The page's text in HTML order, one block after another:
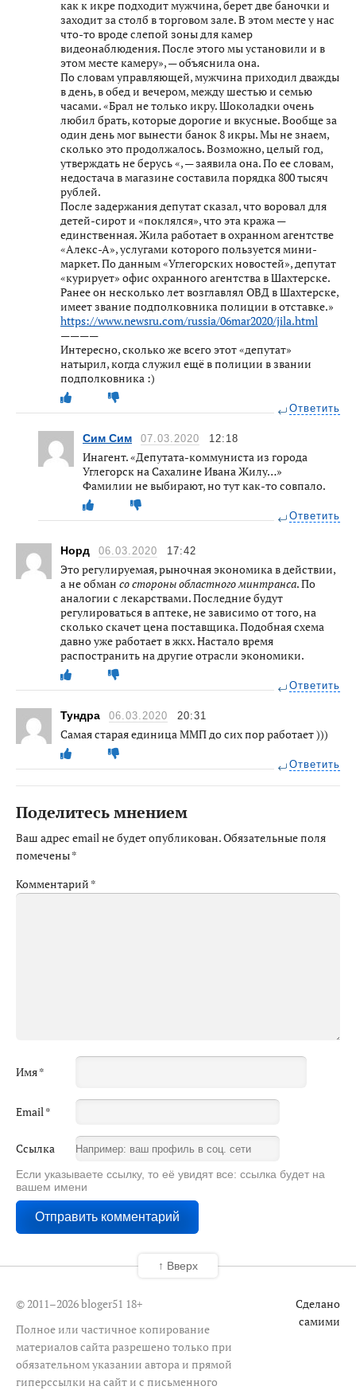
как к икре подходит мужчина, берет две баночки и
заходит за столб в торговом зале. В этом месте у нас
что-то вроде слепой зоны для камер
видеонаблюдения. После этого мы установили и в
этом месте камеру», — объяснила она.
По словам управляющей, мужчина приходил дважды
в день, в обед и вечером, между шестью и семью
часами. «Брал не только икру. Шоколадки очень
любил брать, которые дорогие и вкусные. Вообще за
один день мог вынести банок 8 икры. Мы не знаем,
сколько это продолжалось. Возможно, целый год,
утверждать не берусь «, — заявила она. По ее словам,
недостача в магазине составила порядка 800 тысяч
рублей.
После задержания депутат сказал, что воровал для
детей-сирот и «поклялся», что эта кража —
единственная. Жила работает в охранном агентстве
«Алекс-А», услугами которого пользуется мини-
маркет. По данным «Углегорских новостей», депутат
«курирует» офис охранного агентства в Шахтерске.
Ранее он несколько лет возглавлял ОВД в Шахтерске,
имеет звание подполковника полиции в отставке.»
https://www.newsru.com/russia/06mar2020/jila.html
————
Интересно, сколько же всего этот «депутат»
натырил, когда служил ещё в полиции в звании
подполковника :)
Ответить
Сим Сим 07.03.2020 12:18
Инагент. «Депутата-коммуниста из города
Углегорск на Сахалине Ивана Жилу…»
Фамилии не выбирают, но тут как-то совпало.
Ответить
Норд 06.03.2020 17:42
Это регулируемая, рыночная экономика в действии,
а не обман со стороны областного минтранса. По
аналогии с лекарствами. Последние будут
регулироваться в аптеке, не зависимо от того, на
сколько скачет цена поставщика. Подобная схема
давно уже работает в жкх. Настало время
распостранить на другие отрасли экономики.
Ответить
Тундра 06.03.2020 20:31
Самая старая единица ММП до сих пор работает )))
Ответить
Поделитесь мнением
Ваш адрес email не будет опубликован.Обязательные поля
помечены*
Комментарий *
Имя*
Email *
Ссылка
Если указываете ссылку, то её увидят все: ссылка будет на
вашем имени
© 2011–2026 bloger51 18+
Полное или частичное копирование
материалов сайта разрешено только при
обязательном указании автора и прямой
гиперссылки на сайт и с письменного
Сделано
самими
↑ Вверх